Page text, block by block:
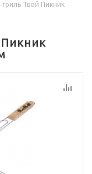
Твой Пикник